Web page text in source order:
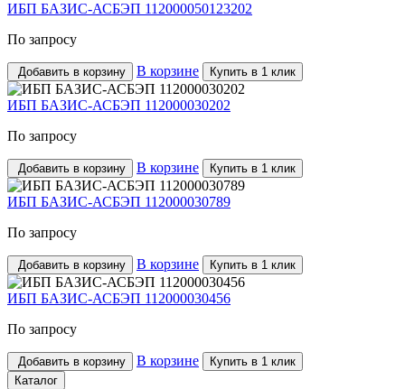
ИБП БАЗИС-АСБЭП 112000050123202
По запросу
Добавить в корзину В корзине Купить в 1 клик
ИБП БАЗИС-АСБЭП 112000030202
По запросу
Добавить в корзину В корзине Купить в 1 клик
ИБП БАЗИС-АСБЭП 112000030789
По запросу
Добавить в корзину В корзине Купить в 1 клик
ИБП БАЗИС-АСБЭП 112000030456
По запросу
Добавить в корзину В корзине
Купить в 1 клик
Каталог